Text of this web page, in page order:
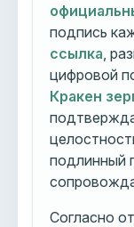
подпись
ссылка ,
цифровой
Кракен
подлинный
Согласно